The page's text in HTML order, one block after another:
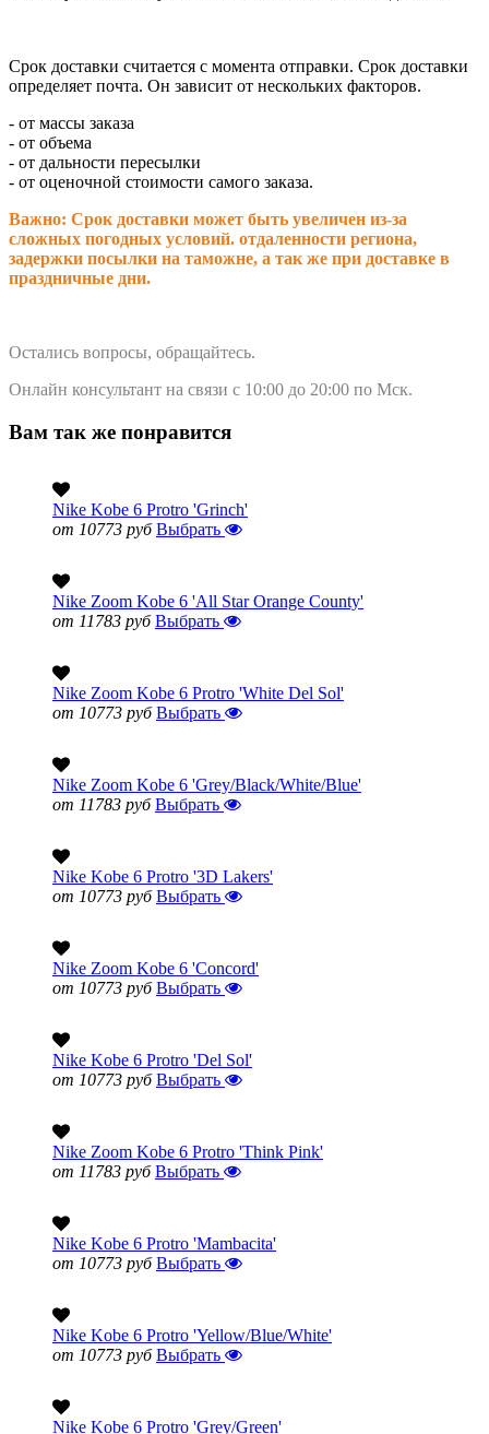
Срок доставки считается с момента отправки. Срок доставки
определяет почта. Он зависит от нескольких факторов.
- от массы заказа
- от объема
- от дальности пересылки
- от оценочной стоимости самого заказа.
Важно: Срок доставки может быть увеличен из-за
сложных погодных условий. отдаленности региона,
задержки посылки на таможне, а так же при доставке в
праздничные дни.
Остались вопросы, обращайтесь.
Онлайн консультант на связи с 10:00 до 20:00 по Мск.
Вам так же понравится
Nike Kobe 6 Protro 'Grinch'
от 10773 руб Выбрать
Nike Zoom Kobe 6 'All Star Orange County'
от 11783 руб Выбрать
Nike Zoom Kobe 6 Protro 'White Del Sol'
от 10773 руб Выбрать
Nike Zoom Kobe 6 'Grey/Black/White/Blue'
от 11783 руб Выбрать
Nike Kobe 6 Protro '3D Lakers'
от 10773 руб Выбрать
Nike Zoom Kobe 6 'Concord'
от 10773 руб Выбрать
Nike Kobe 6 Protro 'Del Sol'
от 10773 руб Выбрать
Nike Zoom Kobe 6 Protro 'Think Pink'
от 11783 руб Выбрать
Nike Kobe 6 Protro 'Mambacita'
от 10773 руб Выбрать
Nike Kobe 6 Protro 'Yellow/Blue/White'
от 10773 руб Выбрать
Nike Kobe 6 Protro 'Grey/Green'